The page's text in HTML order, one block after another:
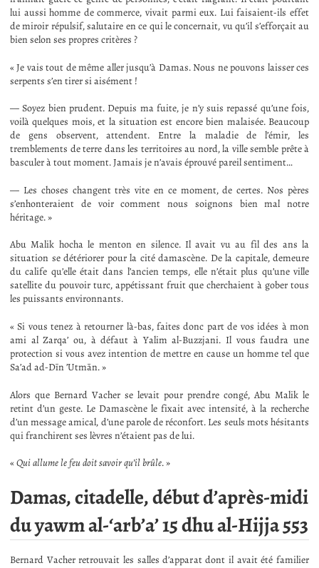
lui aussi homme de commerce, vivait parmi eux. Lui faisaient-ils effet
de miroir répulsif, salutaire en ce qui le concernait, vu qu’il s’efforçait au
bien selon ses propres critères ?
« Je vais tout de même aller jusqu’à Damas. Nous ne pouvons laisser ces
serpents s’en tirer si aisément !
— Soyez bien prudent. Depuis ma fuite, je n’y suis repassé qu’une fois,
voilà quelques mois, et la situation est encore bien malaisée. Beaucoup
de gens observent, attendent. Entre la maladie de l’émir, les
tremblements de terre dans les territoires au nord, la ville semble prête à
basculer à tout moment. Jamais je n’avais éprouvé pareil sentiment…
— Les choses changent très vite en ce moment, de certes. Nos pères
s’enhonteraient de voir comment nous soignons bien mal notre
héritage. »
Abu Malik hocha le menton en silence. Il avait vu au fil des ans la
situation se détériorer pour la cité damascène. De la capitale, demeure
du calife qu’elle était dans l’ancien temps, elle n’était plus qu’une ville
satellite du pouvoir turc, appétissant fruit que cherchaient à gober tous
les puissants environnants.
« Si vous tenez à retourner là-bas, faites donc part de vos idées à mon
ami al Zarqa’ ou, à défaut à Yalim al-Buzzjani. Il vous faudra une
protection si vous avez intention de mettre en cause un homme tel que
Sa’ad ad-Dīn ’Utmān. »
Alors que Bernard Vacher se levait pour prendre congé, Abu Malik le
retint d’un geste. Le Damascène le fixait avec intensité, à la recherche
d’un message amical, d’une parole de réconfort. Les seuls mots hésitants
qui franchirent ses lèvres n’étaient pas de lui.
«Qui allume le feu doit savoir qu’il brûle. »
Damas, citadelle, début d’après-midi
du yawm al-‘arb’a’ 15 dhu al-Hijja 553
Bernard Vacher retrouvait les salles d’apparat dont il avait été familier